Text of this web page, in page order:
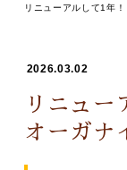
リニューアルして1年
2026.03.02
リニュー
オーガナ